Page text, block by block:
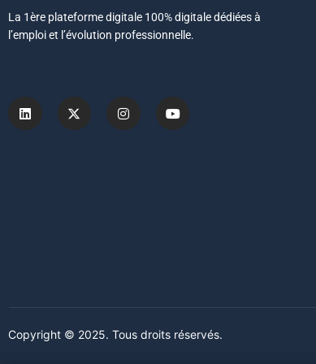
La 1ère plateforme digitale 100% digitale dédiées à
l’emploi et l’évolution professionnelle.
Copyright © 2025. Tous droits réservés.